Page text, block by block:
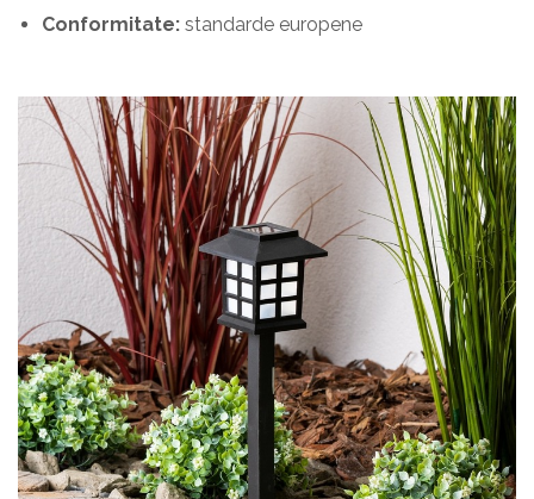
Conformitate: standarde europene